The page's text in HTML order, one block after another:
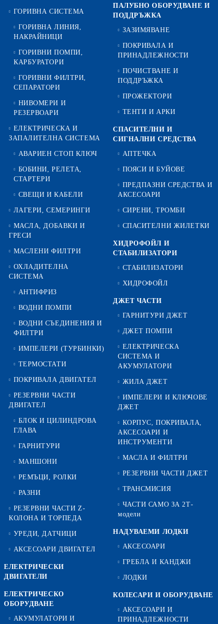
ГОРИВНА СИСТЕМА
ГОРИВНА ЛИНИЯ,
НАКРАЙНИЦИ
ГОРИВНИ ПОМПИ,
КАРБУРАТОРИ
ГОРИВНИ ФИЛТРИ,
СЕПАРАТОРИ
НИВОМЕРИ И
РЕЗЕРВОАРИ
ЕЛЕКТРИЧЕСКА И
ЗАПАЛИТЕЛНА СИСТЕМА
АВАРИЕН СТОП КЛЮЧ
БОБИНИ, РЕЛЕТА,
СТАРТЕРИ
СВЕЩИ И КАБЕЛИ
ЛАГЕРИ, СЕМЕРИНГИ
МАСЛА, ДОБАВКИ И
ГРЕСИ
МАСЛЕНИ ФИЛТРИ
ОХЛАДИТЕЛНА
СИСТЕМА
АНТИФРИЗ
ВОДНИ ПОМПИ
ВОДНИ СЪЕДИНЕНИЯ И
ФИЛТРИ
ИМПЕЛЕРИ (ТУРБИНКИ)
ТЕРМОСТАТИ
ПОКРИВАЛА ДВИГАТЕЛ
РЕЗЕРВНИ ЧАСТИ
ДВИГАТЕЛ
БЛОК И ЦИЛИНДРОВА
ГЛАВА
ГАРНИТУРИ
МАНШОНИ
РЕМЪЦИ, РОЛКИ
РАЗНИ
РЕЗЕРВНИ ЧАСТИ Z-
КОЛОНА И ТОРПЕДА
УРЕДИ, ДАТЧИЦИ
АКСЕСОАРИ ДВИГАТЕЛ
ЕЛЕКТРИЧЕСКИ
ДВИГАТЕЛИ
ЕЛЕКТРИЧЕСКО
ОБОРУДВАНЕ
АКУМУЛАТОРИ И
ПАЛУБНО ОБОРУДВАНЕ И
ПОДДРЪЖКА
ЗАЗИМЯВАНЕ
ПОКРИВАЛА И
ПРИНАДЛЕЖНОСТИ
ПОЧИСТВАНЕ И
ПОДДРЪЖКА
ПРОЖЕКТОРИ
ТЕНТИ И АРКИ
СПАСИТЕЛНИ И
СИГНАЛНИ СРЕДСТВА
АПТЕЧКА
ПОЯСИ И БУЙОВЕ
ПРЕДПАЗНИ СРЕДСТВА И
АКСЕСОАРИ
СИРЕНИ, ТРОМБИ
СПАСИТЕЛНИ ЖИЛЕТКИ
ХИДРОФОЙЛ И
СТАБИЛИЗАТОРИ
СТАБИЛИЗАТОРИ
ХИДРОФОЙЛ
ДЖЕТ ЧАСТИ
ГАРНИТУРИ ДЖЕТ
ДЖЕТ ПОМПИ
ЕЛЕКТРИЧЕСКА
СИСТЕМА И
АКУМУЛАТОРИ
ЖИЛА ДЖЕТ
ИМПЕЛЕРИ И КЛЮЧОВЕ
ДЖЕТ
КОРПУС, ПОКРИВАЛА,
АКСЕСОАРИ И
ИНСТРУМЕНТИ
МАСЛА И ФИЛТРИ
РЕЗЕРВНИ ЧАСТИ ДЖЕТ
ТРАНСМИСИЯ
ЧАСТИ САМО ЗА 2Т-
модели
НАДУВАЕМИ ЛОДКИ
АКСЕСОАРИ
ГРЕБЛА И КАНДЖИ
ЛОДКИ
КОЛЕСАРИ И ОБОРУДВАНЕ
АКСЕСОАРИ И
ПРИНАДЛЕЖНОСТИ